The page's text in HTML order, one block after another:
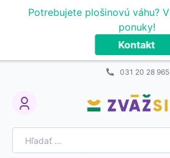
Potrebujete plošinovú váhu?
ponuky!
Kontakt
031 20 28 965
My Account